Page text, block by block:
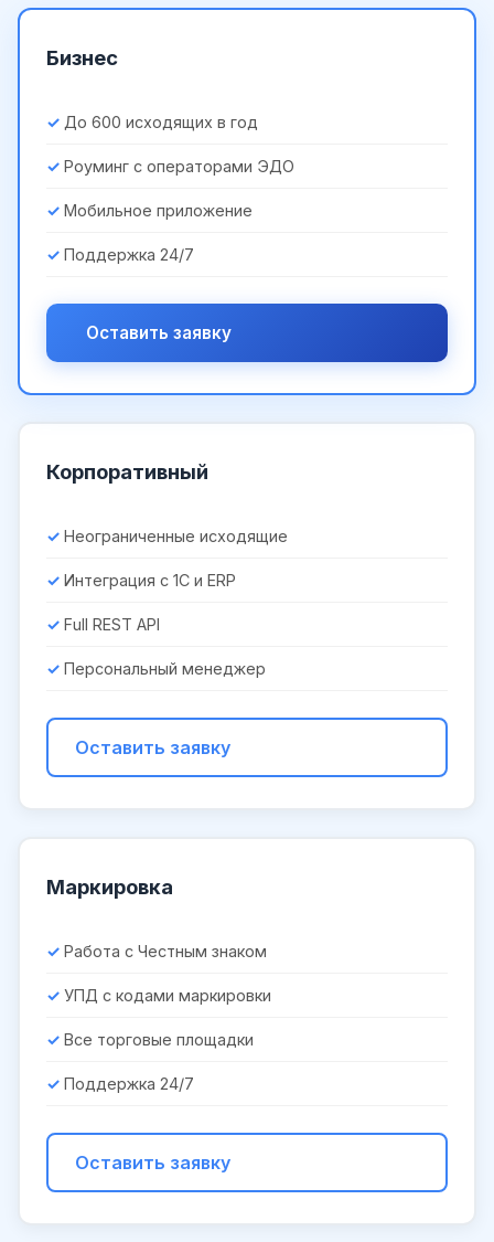
Бизнес
До 600 исходящих в год
Роуминг с операторами ЭДО
Мобильное приложение
Поддержка 24/7
Оставить заявку
Корпоративный
Неограниченные исходящие
Интеграция с 1С и ERP
Full REST API
Персональный менеджер
Оставить заявку
Маркировка
Работа с Честным знаком
УПД с кодами маркировки
Все торговые площадки
Поддержка 24/7
Оставить заявку